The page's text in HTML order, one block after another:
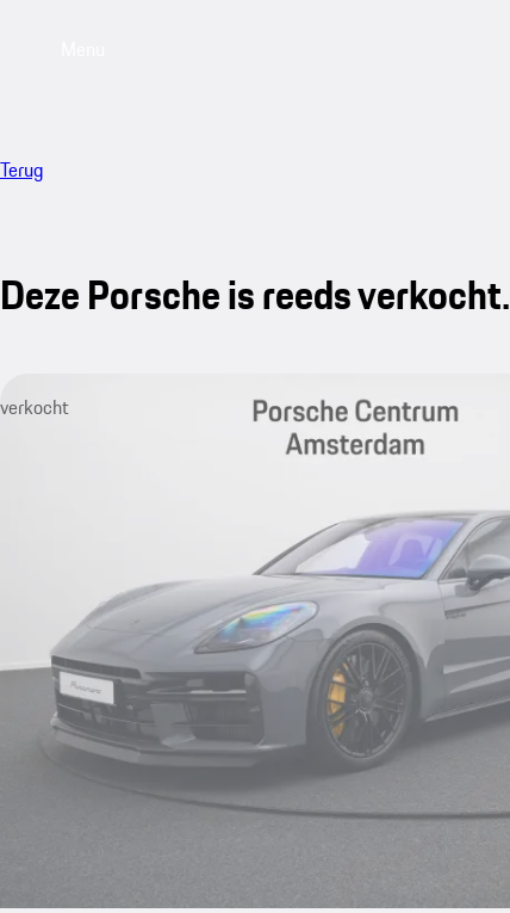
Terug
Deze Porsche is reeds verkocht.
verkocht